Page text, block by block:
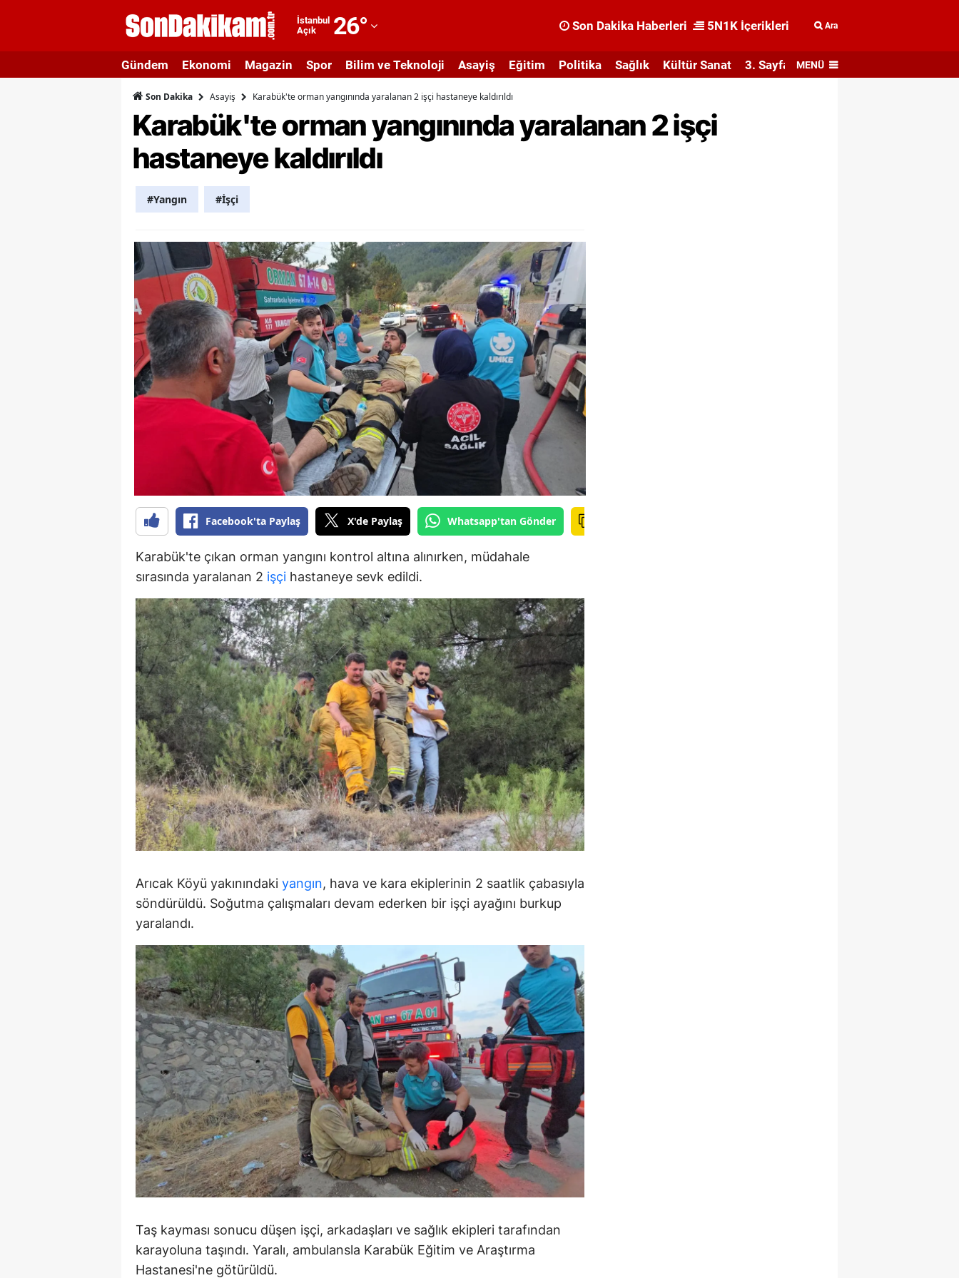
İstanbul
Açık
26°
Adıyaman
Afyonkarahisar
Ağrı
Amasya
Artvin
Aydın
Balıkesir
Bilecik
Bingöl
Bitlis
Bolu
Burdur
Bursa
Çanakkale
Çankırı
Çorum
Denizli
Diyarbakır
Edirne
Elazığ
Erzincan
Erzurum
Eskişehir
Gaziantep
Giresun
Hakkari
Isparta
Mersin
İstanbul
İzmir
Kars
Kastamonu
Kayseri
Kırklareli
Kırşehir
Konya
Son Dakika Haberleri 5N1K İçerikleri Ara
Gündem Ekonomi Magazin Spor Bilim ve Teknoloji Asayiş Eğitim Politika Sağlık Kültür Sanat 3. Sayfa MENÜ
Son Dakika Asayiş Karabük'te orman yangınında yaralanan 2 işçi hastaneye kaldırıldı
Karabük'te orman yangınında yaralanan 2 işçi
hastaneye kaldırıldı
#Yangın #İşçi
Facebook'ta Paylaş X'de Paylaş Whatsapp'tan Gönder
Karabük'te çıkan orman yangını kontrol altına alınırken, müdahale
sırasında yaralanan 2 işçi hastaneye sevk edildi.
Arıcak Köyü yakınındaki yangın, hava ve kara ekiplerinin 2 saatlik çabasıyla
söndürüldü. Soğutma çalışmaları devam ederken bir işçi ayağını burkup
yaralandı.
Taş kayması sonucu düşen işçi, arkadaşları ve sağlık ekipleri tarafından
karayoluna taşındı. Yaralı, ambulansla Karabük Eğitim ve Araştırma
Hastanesi'ne götürüldü.